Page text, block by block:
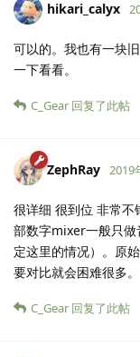
hikari_calyx
可以的。我也有一块
一下看看。
C_Gear 回复了此帖
ZephRay 2019
很详细 很到位 非常
部数字mixer一般只做
定这里的情况）。原
要对比就会困难很多。
C_Gear 回复了此帖